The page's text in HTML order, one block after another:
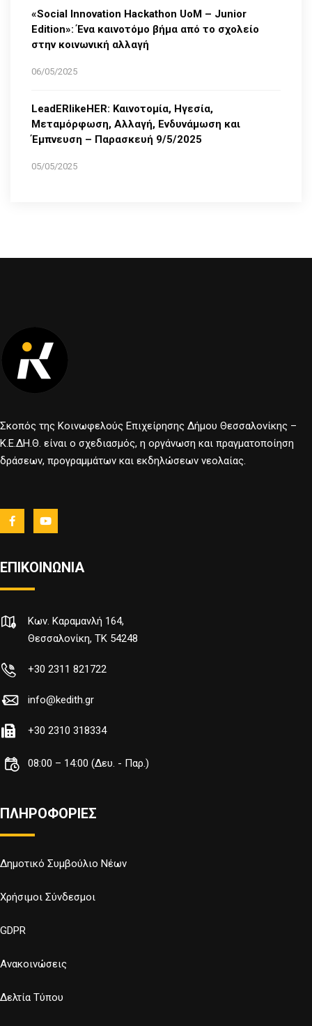
«Social Innovation Hackathon UoM – Junior
Edition»: Ένα καινοτόμο βήμα από το σχολείο
στην κοινωνική αλλαγή
06/05/2025
LeadERlikeHER: Καινοτομία, Ηγεσία,
Μεταμόρφωση, Αλλαγή, Ενδυνάμωση και
Έμπνευση – Παρασκευή 9/5/2025
05/05/2025
Σκοπός της Κοινωφελούς Επιχείρησης Δήμου Θεσσαλονίκης –
Κ.Ε.ΔΗ.Θ. είναι ο σχεδιασμός, η οργάνωση και πραγματοποίηση
δράσεων, προγραμμάτων και εκδηλώσεων νεολαίας.
ΕΠΙΚΟΙΝΩΝΙΑ
Κων. Καραμανλή 164,
Θεσσαλονίκη, TK 54248
+30 2311 821722
info@kedith.gr
+30 2310 318334
08:00 – 14:00 (Δευ. - Παρ.)
ΠΛΗΡΟΦΟΡΙΕΣ
Δημοτικό Συμβούλιο Νέων
Χρήσιμοι Σύνδεσμοι
GDPR
Ανακοινώσεις
Δελτία Τύπου